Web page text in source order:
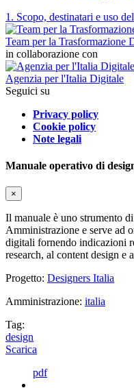
1. Scopo, destinatari e uso
Team per la Trasformazione
in collaborazione con
Agenzia per l'Italia Digitale
Seguici su
Privacy policy
Cookie policy
Note legali
Manuale operativo di
×
Il manuale è uno strumento
Amministrazione e serve ad
digitali fornendo indicazioni
research, al content design e
Progetto: Designers Italia
Amministrazione: italia
Tag:
design
Scarica
pdf